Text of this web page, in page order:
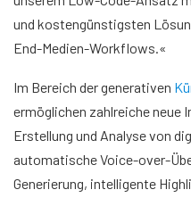
und kostengünstigsten
End-Medien-Workflows.«
Im Bereich der generativen
ermöglichen zahlreiche
Erstellung und Analyse von
automatische Voice-over-
Generierung, intelligente